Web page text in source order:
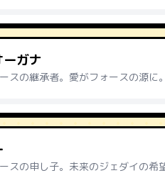
ーガナ
スの継承者。愛がフォースの源に。
スの申し子。未来のジェダイの希望